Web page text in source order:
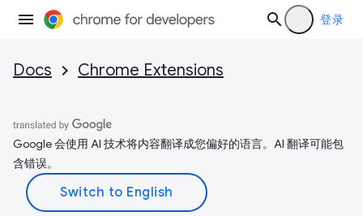
登录
Docs Chrome Extensions
Google 会使用 AI 技术将内容翻译成您偏好的语言。AI 翻译可能包
含错误。